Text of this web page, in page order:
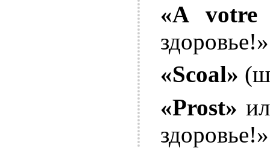
«A votre
здоровье!»
«Scoal»
«Prost»
здоровье!»